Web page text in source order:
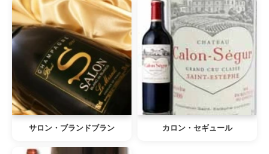
サロン・ブランドブラン カロン・セギュール